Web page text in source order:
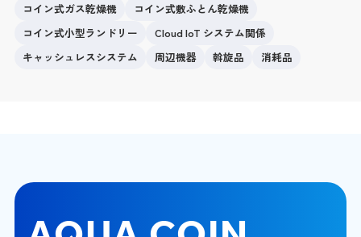
コイン式ガス乾燥機
コイン式敷ふとん乾燥機
コイン式小型ランドリー
Cloud IoT システム関係
キャッシュレスシステム
周辺機器 斡旋品 消耗品